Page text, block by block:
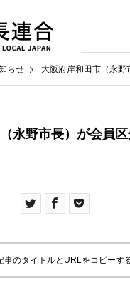
らせ 大阪府岸和田市（永野市長）が
永野市長）が会員
事のタイトルとURLをコピーす